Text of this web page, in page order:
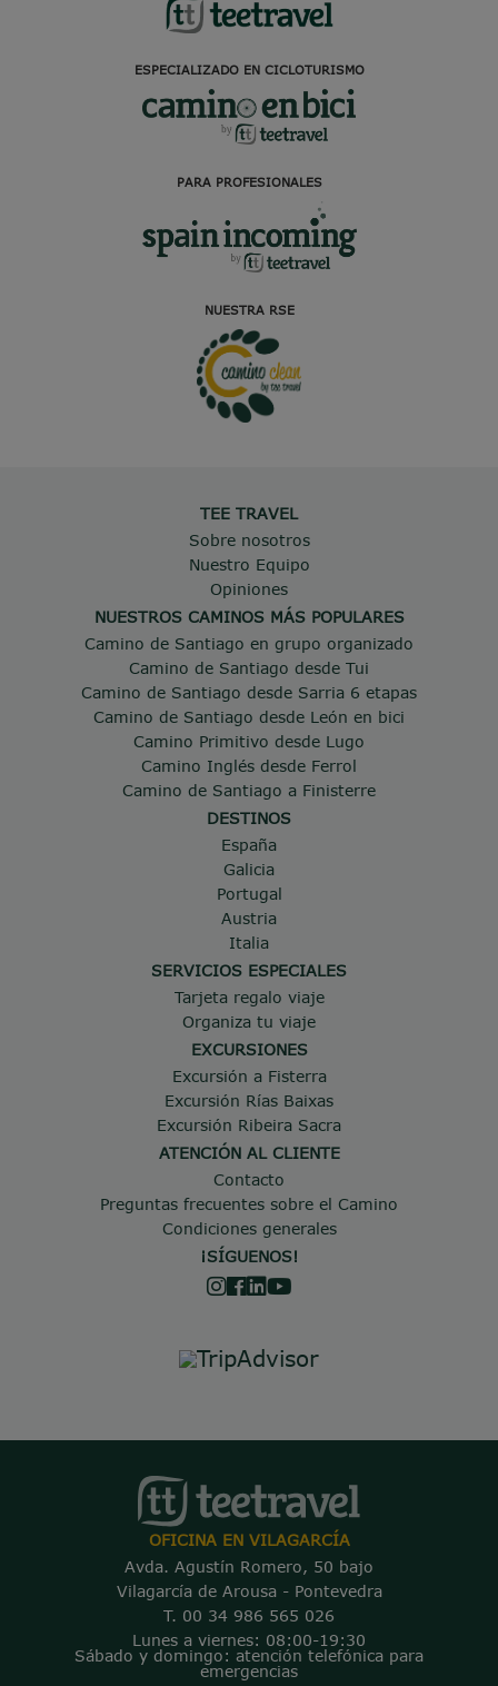
ESPECIALIZADO EN CICLOTURISMO
PARA PROFESIONALES
NUESTRA RSE
TEE TRAVEL
Sobre nosotros
Nuestro Equipo
Opiniones
NUESTROS CAMINOS MÁS POPULARES
Camino de Santiago en grupo organizado
Camino de Santiago desde Tui
Camino de Santiago desde Sarria 6 etapas
Camino de Santiago desde León en bici
Camino Primitivo desde Lugo
Camino Inglés desde Ferrol
Camino de Santiago a Finisterre
DESTINOS
España
Galicia
Portugal
Austria
Italia
SERVICIOS ESPECIALES
Tarjeta regalo viaje
Organiza tu viaje
EXCURSIONES
Excursión a Fisterra
Excursión Rías Baixas
Excursión Ribeira Sacra
ATENCIÓN AL CLIENTE
Contacto
Preguntas frecuentes sobre el Camino
Condiciones generales
¡SÍGUENOS!
OFICINA EN VILAGARCÍA
Avda. Agustín Romero, 50 bajo
Vilagarcía de Arousa - Pontevedra
T. 00 34 986 565 026
Lunes a viernes: 08:00-19:30
Sábado y domingo: atención telefónica para
emergencias